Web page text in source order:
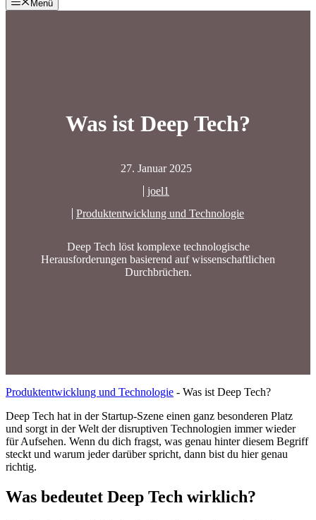
Menü
Was ist Deep Tech?
27. Januar 2025
joel1
Produktentwicklung und Technologie
Deep Tech löst komplexe technologische
Herausforderungen basierend auf wissenschaftlichen
Durchbrüchen.
Produktentwicklung und Technologie - Was ist Deep Tech?
Deep Tech hat in der Startup-Szene einen ganz besonderen Platz
und sorgt in der Welt der disruptiven Technologien immer wieder
für Aufsehen. Wenn du dich fragst, was genau hinter diesem Begriff
steckt und warum jeder darüber spricht, dann bist du hier genau
richtig.
Was bedeutet Deep Tech wirklich?